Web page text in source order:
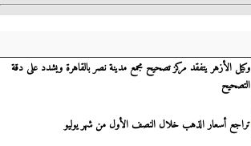
وكيل الأزهر يتفقد مركز تصحيح مجمع مدينة نصر بالقاهرة ويشدد على دقة
التصحيح
تراجع أسعار الذهب خلال النصف الأول من شهر يوليو